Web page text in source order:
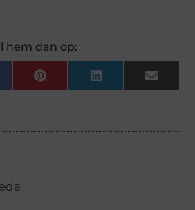
hem dan op:
PinterestLinkedInEmail